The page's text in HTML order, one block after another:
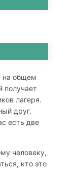
на общем
получает
лагеря.
друг.
есть две
человеку,
кто это